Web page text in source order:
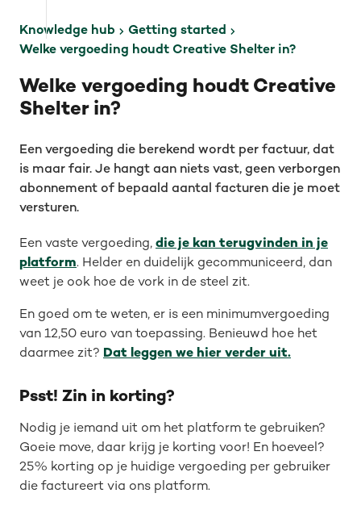
Knowledge hub
Getting started
Welke vergoeding houdt Creative Shelter in?
Welke vergoeding houdt Creative
Shelter in?
Een vergoeding die berekend wordt per factuur, dat
is maar fair. Je hangt aan niets vast, geen verborgen
abonnement of bepaald aantal facturen die je moet
versturen.
Een vaste vergoeding, die je kan terugvinden in je
platform. Helder en duidelijk gecommuniceerd, dan
weet je ook hoe de vork in de steel zit.
En goed om te weten, er is een minimumvergoeding
van 12,50 euro van toepassing. Benieuwd hoe het
daarmee zit? Dat leggen we hier verder uit.
Psst! Zin in korting?
Nodig je iemand uit om het platform te gebruiken?
Goeie move, daar krijg je korting voor! En hoeveel?
25% korting op je huidige vergoeding per gebruiker
die factureert via ons platform.